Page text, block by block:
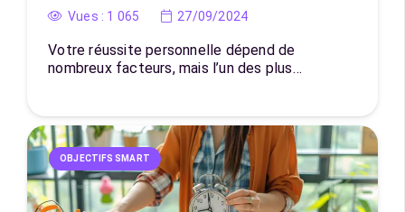
Vues : 1 065 27/09/2024
Votre réussite personnelle dépend de
nombreux facteurs, mais l’un des plus…
OBJECTIFS SMART